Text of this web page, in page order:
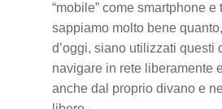
“mobile” come smartphone e
sappiamo molto bene
d’oggi, siano utilizzati questi
navigare in rete liberamente
anche dal proprio divano e